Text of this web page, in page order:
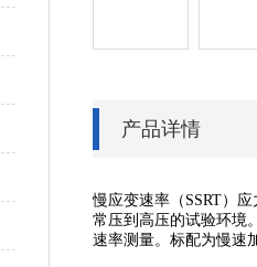
产品详情
慢应变速率（SSRT）
常压到高压的试验环境
速率测量。标配为慢速